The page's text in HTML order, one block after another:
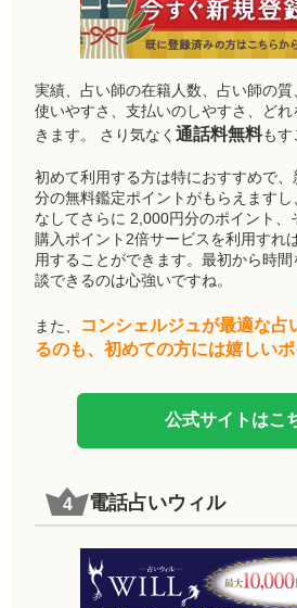
実績、占い師の在籍人数、占い師の
使いやすさ、支払いのしやすさ、ど
きます。 さり気なく通話料無料もす
初めて利用する方は特におすすめで
分の無料鑑定ポイントがもらえますし
なしてさらに 2,000円分のポイント、
購入ポイント2倍サービスを利用すれ
用することができます。最初から時
談できるのは心強いですね。
また、
コンシェルジュが最適な占
るのも、初めての方には嬉しいポ
公式サイトはこ
電話占いウィル